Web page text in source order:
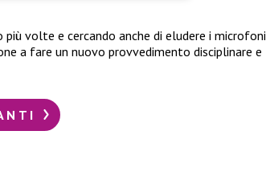
volte e cercando anche di eludere i microfoni
a fare un nuovo provvedimento disciplinare e